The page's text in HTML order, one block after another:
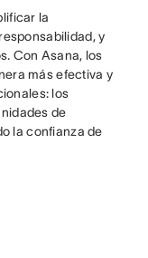
la
y
Con Asana, los
más efectiva y
los
de
la confianza de